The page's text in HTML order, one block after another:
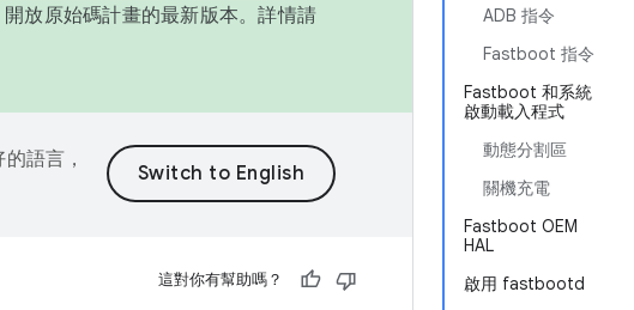
ADB 指令
Fastboot 指令
Fastboot 和系統
啟動載入程式
動態分割區
關機充電
Fastboot OEM
HAL
啟用 fastbootd
放原始碼計畫的最新版本。詳情請
語言，
這對你有幫助嗎？